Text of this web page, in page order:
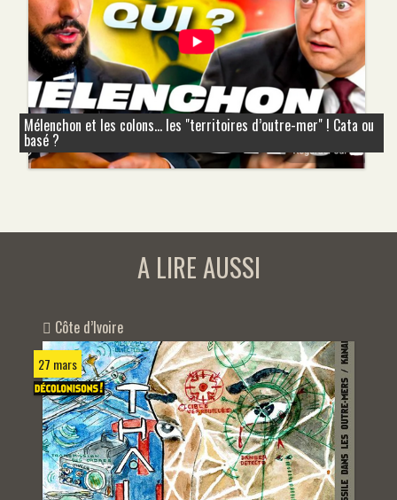
Mélenchon et les colons... les "territoires d’outre-mer" ! Cata ou
basé ?
A LIRE AUSSI
Côte d’Ivoire
27 mars